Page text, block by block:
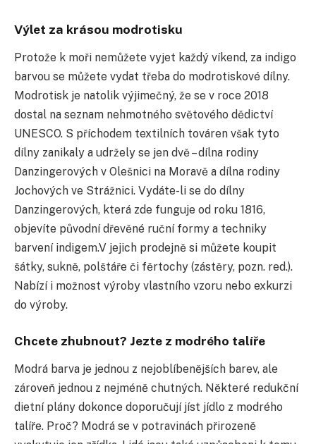
Výlet za krásou modrotisku
Protože k moři nemůžete vyjet každý víkend, za indigo
barvou se můžete vydat třeba do modrotiskové dílny.
Modrotisk je natolik výjimečný, že se v roce 2018
dostal na seznam nehmotného světového dědictví
UNESCO. S příchodem textilních továren však tyto
dílny zanikaly a udržely se jen dvě – dílna rodiny
Danzingerových v Olešnici na Moravě a dílna rodiny
Jochových ve Strážnici. Vydáte-li se do dílny
Danzingerových, která zde funguje od roku 1816,
objevíte původní dřevěné ruční formy a techniky
barvení indigem.V jejich prodejně si můžete koupit
šátky, sukně, polštáře či fěrtochy (zástěry, pozn. red.).
Nabízí i možnost výroby vlastního vzoru nebo exkurzi
do výroby.
Chcete zhubnout? Jezte z modrého talíře
Modrá barva je jednou z nejoblíbenějších barev, ale
zároveň jednou z nejméně chutných. Některé redukční
dietní plány dokonce doporučují jíst jídlo z modrého
talíře. Proč? Modrá se v potravinách přirozeně